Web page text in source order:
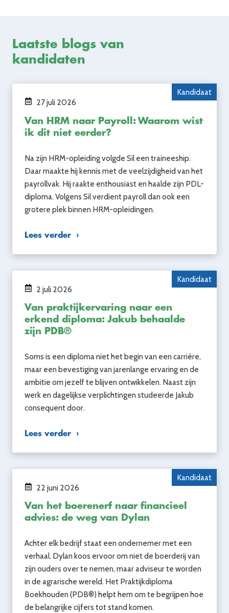
Laatste blogs van
kandidaten
Kandidaat
27 juli 2026
Van HRM naar Payroll: Waarom wist
ik dit niet eerder?
Na zijn HRM-opleiding volgde Sil een traineeship.
Daar maakte hij kennis met de veelzijdigheid van het
payrollvak. Hij raakte enthousiast en haalde zijn PDL-
diploma. Volgens Sil verdient payroll dan ook een
grotere plek binnen HRM-opleidingen.
Lees verder
Kandidaat
2 juli 2026
Van praktijkervaring naar een
erkend diploma: Jakub behaalde
zijn PDB®
Soms is een diploma niet het begin van een carrière,
maar een bevestiging van jarenlange ervaring en de
ambitie om jezelf te blijven ontwikkelen. Naast zijn
werk en dagelijkse verplichtingen studeerde Jakub
consequent door.
Lees verder
Kandidaat
22 juni 2026
Van het boerenerf naar financieel
advies: de weg van Dylan
Achter elk bedrijf staat een ondernemer met een
verhaal. Dylan koos ervoor om niet de boerderij van
zijn ouders over te nemen, maar adviseur te worden
in de agrarische wereld. Het Praktijkdiploma
Boekhouden (PDB®) helpt hem om te begrijpen hoe
de belangrijke cijfers tot stand komen.